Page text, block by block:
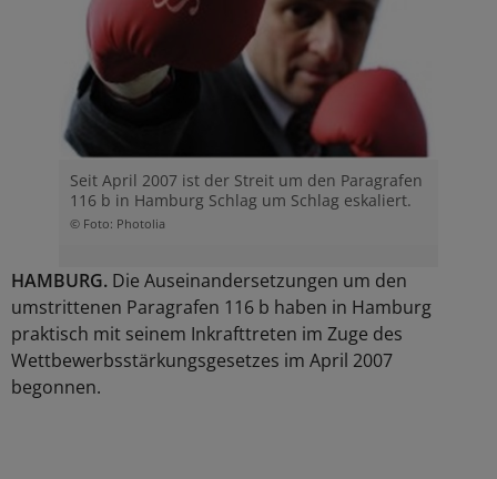
Seit April 2007 ist der Streit um den Paragrafen
116 b in Hamburg Schlag um Schlag eskaliert.
© Foto: Photolia
HAMBURG. Die Auseinandersetzungen um den
umstrittenen Paragrafen 116 b haben in Hamburg
praktisch mit seinem Inkrafttreten im Zuge des
Wettbewerbsstärkungsgesetzes im April 2007
begonnen.